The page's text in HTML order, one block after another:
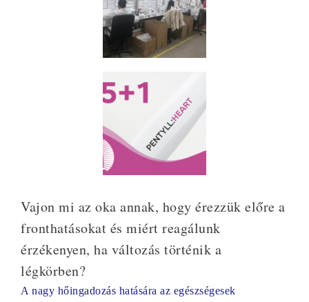
Vajon mi az oka annak, hogy érezzük előre a
fronthatásokat és miért reagálunk
érzékenyen, ha változás történik a
légkörben?
A nagy hőingadozás hatására az egészségesek